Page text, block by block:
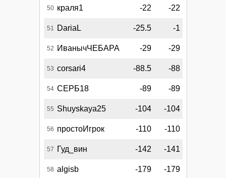
50 краля1 -22 -22
51 DariaL -25.5 -1
52 ИванычЧЕБАРА -29 -29
53 corsari4 -88.5 -88
54 СЕРБ18 -89 -89
55 Shuyskaya25 -104 -104
56 простоИгрок -110 -110
57 Гуд_вин -142 -141
58 algisb -179 -179